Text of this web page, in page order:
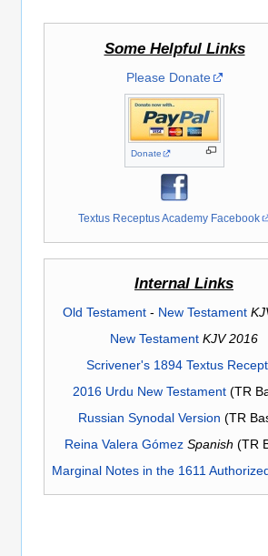
Some Helpful Links
Please Donate
Donate
Textus Receptus Academy Facebook
Internal Links
Old Testament- New Testament
New Testament KJV 2016
Scrivener's 1894 Textus
2016 Urdu New Testament(TR
Russian Synodal Version (TR
Reina Valera Gómez Spanish (TR
Marginal Notes in the 1611